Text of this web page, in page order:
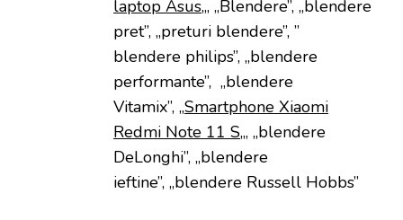
laptop Asus„, „Blendere”, „blendere
pret”, „preturi blendere”, ”
blendere philips”, „blendere
performante”, „blendere
Vitamix”, „Smartphone Xiaomi
Redmi Note 11 S„, „blendere
DeLonghi”, „blendere
ieftine”, „blendere Russell Hobbs”